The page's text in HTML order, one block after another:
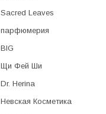
Sacred Leaves
парфюмерия
BIG
Щи Фей Ши
Dr. Herina
Невская Косметика